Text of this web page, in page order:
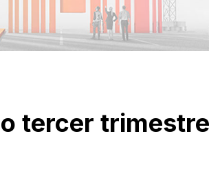
tercer trimestre